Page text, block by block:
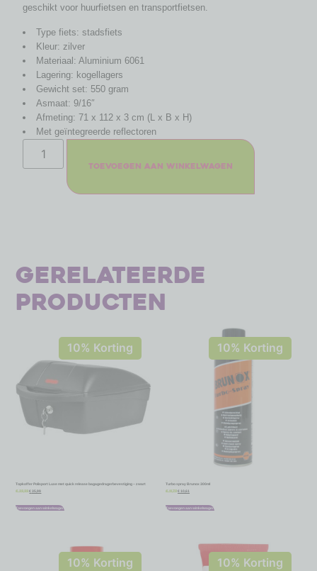
geschikt voor huurfietsen en transportfietsen.
Type fiets: stadsfiets
Kleur: zilver
Materiaal: Aluminium 6061
Lagering: kogellagers
Gewicht set: 550 gram
Asmaat: 9/16″
Afmeting: 71 x 112 x 3 cm (L x B x H)
Met geïntegreerde reflectoren
Toevoegen aan winkelwagen
Gerelateerde
producten
10% Korting
Topkoffer Polisport Luxe met quick release bagagedragerbevestiging – zwart
€39,99 € 35,99
Toevoegen aan winkelwagen
10% Korting
Turbo spray Brunox 300ml
€ 11,79 € 10,61
Toevoegen aan winkelwagen
10% Korting 10% Korting